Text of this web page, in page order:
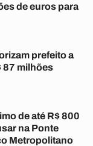
de euros para
prefeito a
87 milhões
de até R$ 800
na Ponte
Metropolitano